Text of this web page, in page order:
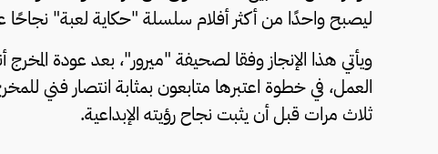
ليصبح واحدًا من أكثر أفلام سلسلة "حكاية لعبة" نجاحًا
ويأتي هذا الإنجاز وفقا لصحيفة "ميرور"، بعد عودة المخرج
ثلاث مرات قبل أن يثبت نجاح رؤيته الإبداعية.